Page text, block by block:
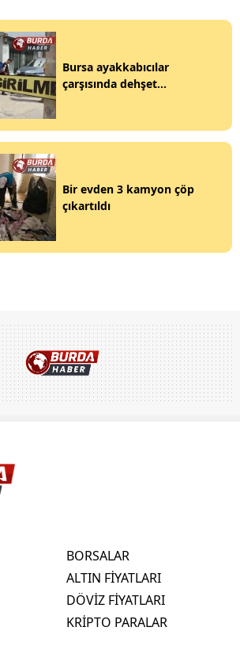
Bursa ayakkabıcılar
çarşısında dehşet...
Bir evden 3 kamyon çöp
çıkartıldı
BORSALAR
ALTIN FİYATLARI
DÖVİZ FİYATLARI
KRİPTO PARALAR